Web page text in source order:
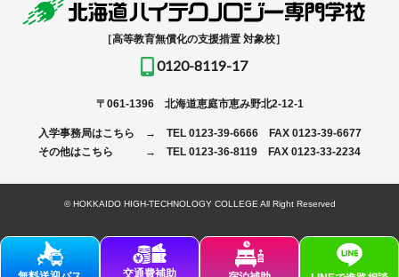
［高等教育無償化の支援措置 対象校］
0120-8119-17
〒061-1396 北海道恵庭市恵み野北2-12-1
入学事務局はこちら → TEL 0123-39-6666FAX 0123-39-6677
その他はこちら → TEL 0123-36-8119 FAX 0123-33-2234
© HOKKAIDO HIGH-TECHNOLOGY COLLEGE All Right Reserved
交通費補助